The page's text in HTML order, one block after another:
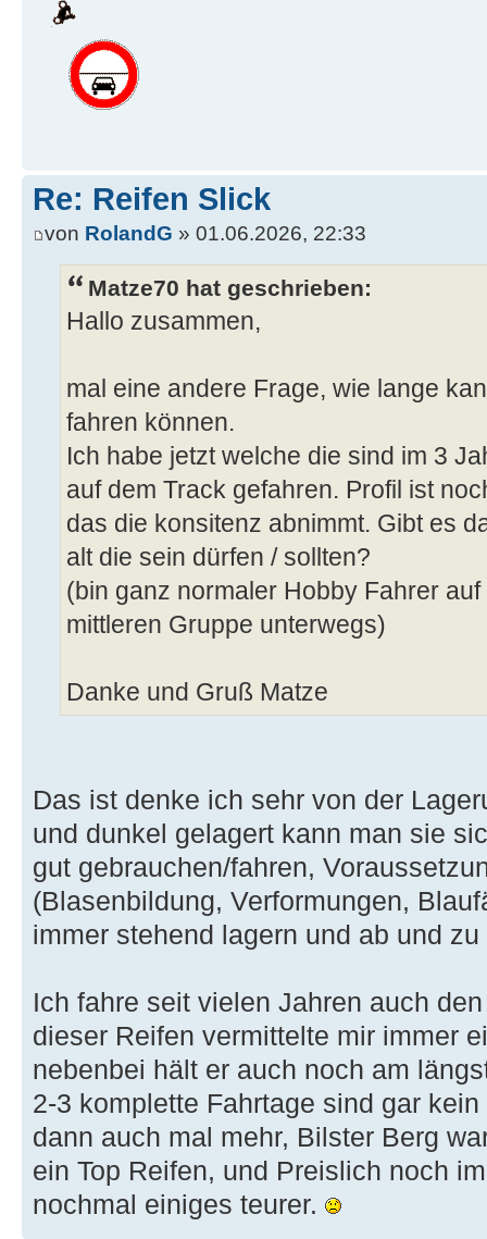
Re: Reifen Slick
von RolandG » 01.06.2026, 22:33
Matze70 hat geschrieben:
Hallo zusammen,
mal eine andere Frage, wie lange
fahren können.
Ich habe jetzt welche die sind im 3
auf dem Track gefahren. Profil ist
das die konsitenz abnimmt. Gibt es
alt die sein dürfen / sollten?
(bin ganz normaler Hobby Fahrer
mittleren Gruppe unterwegs)
Danke und Gruß Matze
Das ist denke ich sehr von der
und dunkel gelagert kann man sie
gut gebrauchen/fahren,
(Blasenbildung, Verformungen,
immer stehend lagern und ab und
Ich fahre seit vielen Jahren auch
dieser Reifen vermittelte mir immer
nebenbei hält er auch noch am
2-3 komplette Fahrtage sind gar
dann auch mal mehr, Bilster Berg
ein Top Reifen, und Preislich noch
nochmal einiges teurer.